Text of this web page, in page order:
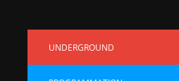
UNDERGROUND